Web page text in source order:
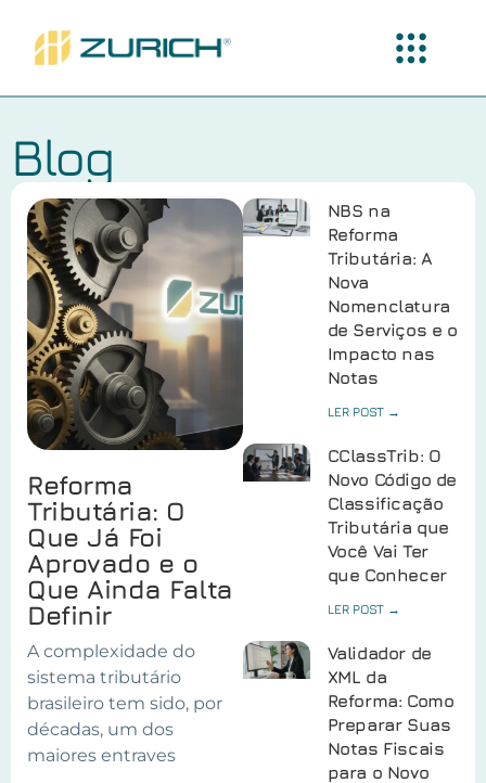
Blog
Reforma
Tributária: O
Que Já Foi
Aprovado e o
Que Ainda Falta
Definir
A complexidade do
sistema tributário
brasileiro tem sido, por
décadas, um dos
maiores entraves
NBS na
Reforma
Tributária: A
Nova
Nomenclatura
de Serviços e o
Impacto nas
Notas
LER POST →
CClassTrib: O
Novo Código de
Classificação
Tributária que
Você Vai Ter
que Conhecer
LER POST →
Validador de
XML da
Reforma: Como
Preparar Suas
Notas Fiscais
para o Novo